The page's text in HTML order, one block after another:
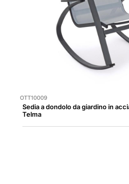
OTT10009
Sedia a dondolo da giardino in
Telma